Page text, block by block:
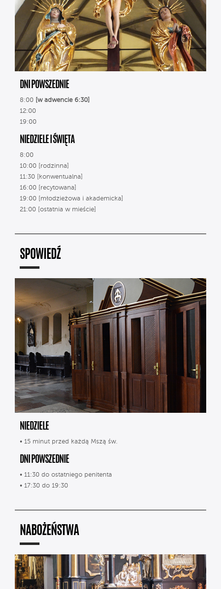
DNI POWSZEDNIE
8:00
[w adwencie 6:30]
12:00
19:00
NIEDZIELE I ŚWIĘTA
8:00
10:00 [rodzinna]
11:30 [konwentualna]
16:00 [recytowana]
19:00 [młodzieżowa i akademicka]
21:00 [ostatnia w mieście]
SPOWIEDŹ
NIEDZIELE
• 15 minut przed każdą Mszą św.
DNI POWSZEDNIE
• 11:30 do ostatniego penitenta
• 17:30 do 19:30
NABOŻEŃSTWA